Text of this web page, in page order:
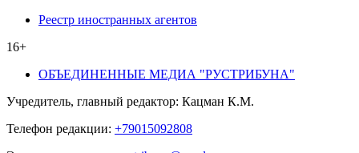
Реестр иностранных агентов
16+
ОБЪЕДИНЕННЫЕ МЕДИА "РУСТРИБУНА"
Учредитель, главный редактор: Кацман К.М.
Телефон редакции: +79015092808